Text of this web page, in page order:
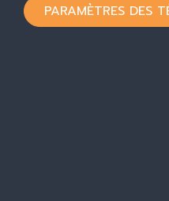
PARAMÈTRES DES